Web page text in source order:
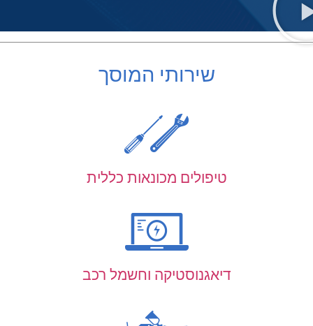
שירותי המוסך
טיפולים מכונאות כללית
דיאגנוסטיקה וחשמל רכב